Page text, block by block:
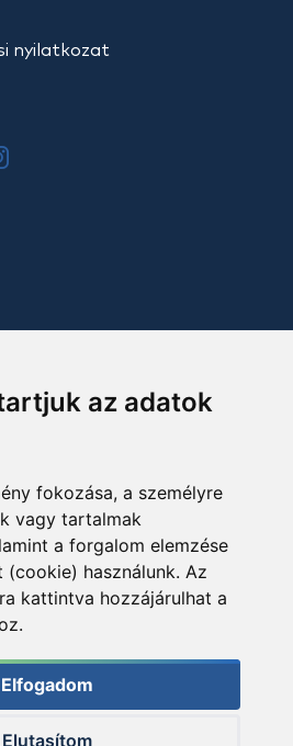
az adatok
fokozása, a személyre
vagy tartalmak
a forgalom elemzése
(cookie) használunk. Az
kattintva hozzájárulhat a
Elfogadom
Elutasítom
nyilatkozat